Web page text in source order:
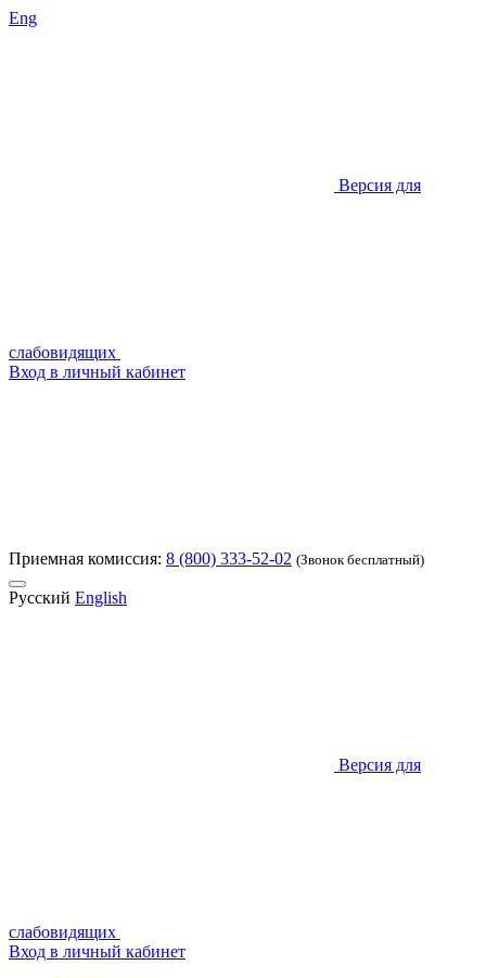
Eng
Версия для
слабовидящих
Вход в личный кабинет
Приемная комиссия: 8 (800) 333-52-02 (Звонок бесплатный)
Русский English
Версия для
слабовидящих
Вход в личный кабинет